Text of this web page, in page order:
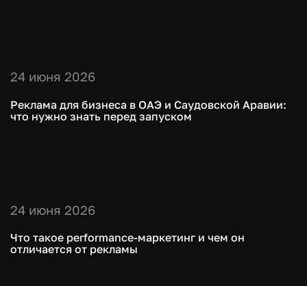
24 июня 2026
Реклама для бизнеса в ОАЭ и Саудовской Аравии:
что нужно знать перед запуском
24 июня 2026
Что такое performance-маркетинг и чем он
отличается от рекламы